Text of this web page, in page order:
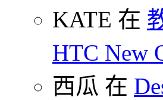
KATE 在
HTC New
西瓜 在